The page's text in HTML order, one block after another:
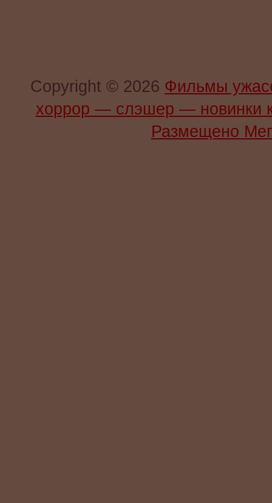
Copyright © 2026 Фильмы
хоррор — слэшер —
Размещено